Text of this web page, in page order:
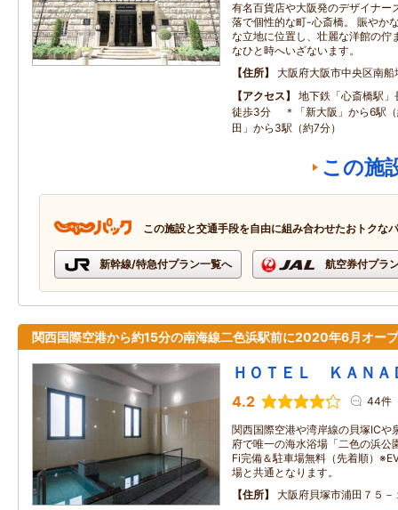
有名百貨店や大阪発のデザイナー
落で個性的な町-心斎橋。 賑やか
な立地に位置し、壮麗な洋館の佇
なひと時へいざないます。
住所
大阪府大阪市中央区南
アクセス
地下鉄「心斎橋駅
徒歩3分 ＊「新大阪」から6駅（
田」から3駅（約7分）
この施
この施設と交通手段を自由に組み合わせたおトクな
新幹線/特急付プラン一覧へ 航空券付プラ
関西国際空港から約15分の南海線二色浜駅前に2020年6月オー
ＨＯＴＥＬ ＫＡＮ
4.2 44件
関西国際空港や湾岸線の貝塚ICや
府で唯一の海水浴場「二色の浜
Fi完備＆駐車場無料（先着順）
場と共通となります。
住所
大阪府貝塚市浦田７５－